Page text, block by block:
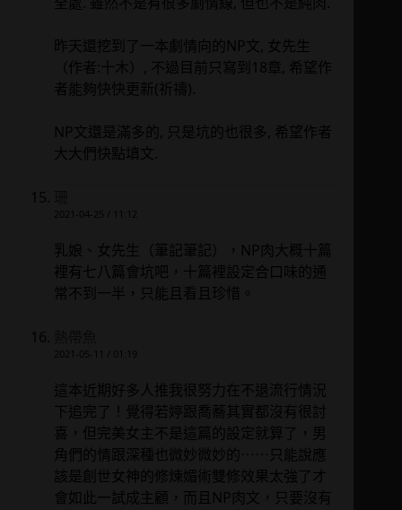
昨天還挖到了一本劇情向的NP文, 女先生
（作者:十木）, 不過目前只寫到18章, 希望作
者能夠快快更新(祈禱).
NP文還是滿多的, 只是坑的也很多, 希望作者
大大們快點填文.
2021-04-25 / 11:12
乳娘、女先生（筆記筆記），NP肉大概十篇
裡有七八篇會坑吧，十篇裡設定合口味的通
常不到一半，只能且看且珍惜。
2021-05-11 / 01:19
這本近期好多人推我很努力在不退流行情況
下追完了！覺得若婷跟喬蕎其實都沒有很討
喜，但完美女主不是這篇的設定就算了，男
角們的情跟深種也微妙微妙的⋯⋯只能說應
該是創世女神的修煉媚術雙修效果太強了才
會如此一試成主顧，而且NP肉文，只要沒有